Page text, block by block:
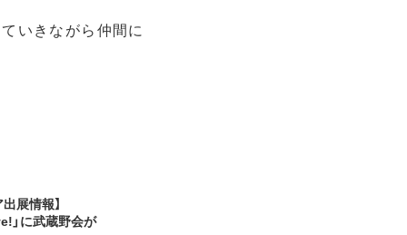
いきながら仲間に
展情報】
」に武蔵野会が